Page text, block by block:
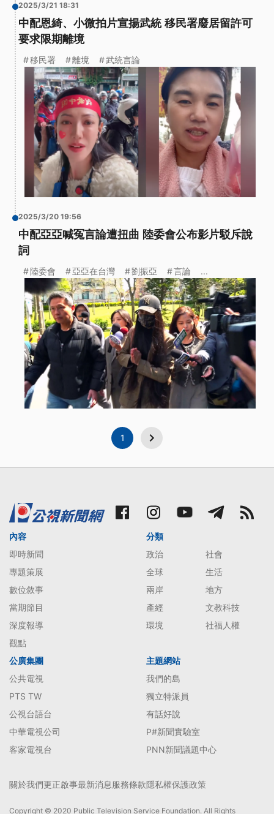
2025/3/21 18:31
中配恩綺、小微拍片宣揚武統 移民署廢居留許可
要求限期離境
移民署 離境 武統言論
2025/3/20 19:56
中配亞亞喊冤言論遭扭曲 陸委會公布影片駁斥說
詞
陸委會 亞亞在台灣 劉振亞 言論 ...
1
內容
即時新聞
專題策展
數位敘事
當期節目
深度報導
觀點
分類
政治
社會
全球
生活
兩岸
地方
產經
文教科技
環境
社福人權
公廣集團
公共電視
PTS TW
公視台語台
中華電視公司
客家電視台
主題網站
我們的島
獨立特派員
有話好說
P#新聞實驗室
PNN新聞議題中心
關於我們更正啟事最新消息服務條款隱私權保護政策
Copyright © 2020 Public Television Service Foundation. All Rights